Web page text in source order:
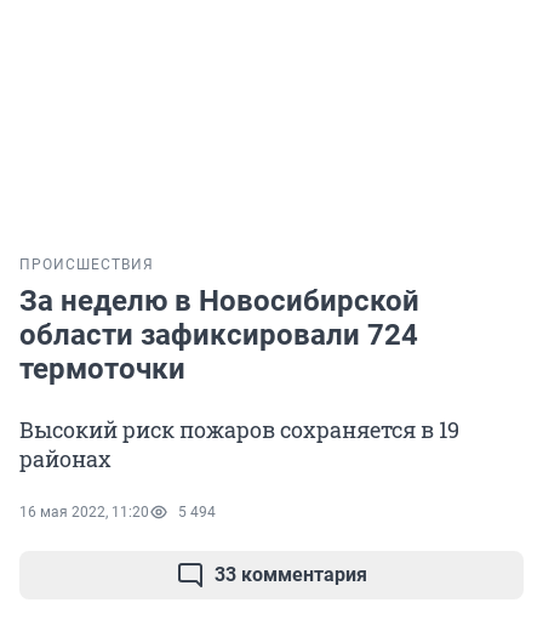
ПРОИСШЕСТВИЯ
За неделю в Новосибирской
области зафиксировали 724
термоточки
Высокий риск пожаров сохраняется в 19
районах
16 мая 2022, 11:20 5 494
33 комментария